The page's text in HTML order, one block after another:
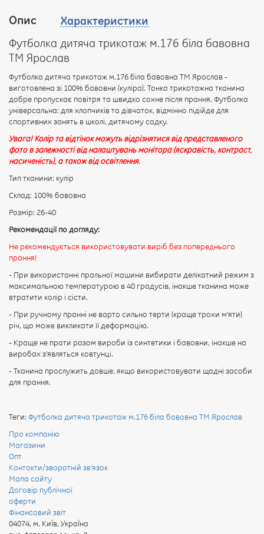
Опис
Характеристики
Футболка дитяча трикотаж м.176 біла бавовна
ТМ Ярослав
Футболка дитяча трикотаж м.176 біла бавовна ТМ Ярослав -
виготовлена зі 100% бавовни (куліра). Тонка трикотажна тканина
добре пропускає повітря та швидко сохне після прання. Футболка
універсальна: для хлопчиків та дівчаток, відмінно підійде для
спортивних занять в школі, дитячому садку.
Увага! Колір та відтінок можуть відрізнятися від представленого
фото в залежності від налаштувань монітора (яскравість, контраст,
насиченість), а також від освітлення.
Тип тканини: кулір
Склад: 100% бавовна
Розмір: 26-40
Рекомендації по догляду:
Не рекомендується використовувати виріб без попереднього
прання!
- При використанні пральної машини вибирати делікатний режим з
максимальною температурою в 40 градусів, інакше тканина може
втратити колір і сісти.
- При ручному пранні не варто сильно терти (краще трохи м'яти)
річ, що може викликати її деформацію.
- Краще не прати разом вироби із синтетики і бавовни, інакше на
виробах з'являться ковтунці.
- Тканина прослужить довше, якщо використовувати щадні засоби
для прання.
Ваш
Рейтинг:
ПРОДОВЖИТИ
Теги: Футболка дитяча трикотаж м.176 біла бавовна ТМ Ярослав
Про компанію
Магазини
Опт
Контакти/зворотній зв'язок
Мапа сайту
Договір публічної
оферти
Фінансовий звіт
04074, м. КиЇв, УкраЇна